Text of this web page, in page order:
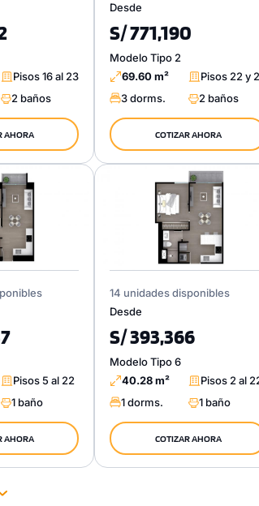
Pisos 16 al 23
2 baños
AHORA
Desde
S/ 771,190
Modelo Tipo 2
69.60 m²
Pisos 22 y
3 dorms.
2 baños
COTIZAR AHORA
Pisos 5 al 22
1 baño
AHORA
14 unidades disponibles
Desde
S/ 393,366
Modelo Tipo 6
40.28 m²
Pisos 2 al
1 dorms.
1 baño
COTIZAR AHORA